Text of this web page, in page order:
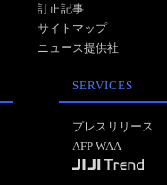
訂正記事
サイトマップ
ニュース提供社
SERVICES
プレスリリース
AFP WAA